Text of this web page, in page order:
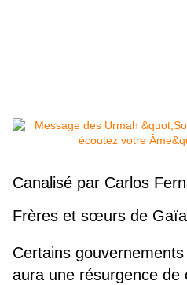
Canalisé par Carlos
Frères et sœurs de
Certains
aura une résurgence de